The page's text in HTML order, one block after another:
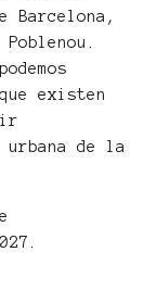
Barcelona,
existen
de la